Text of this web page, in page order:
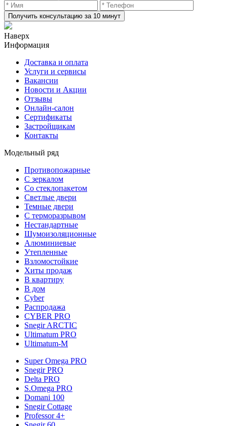
Получить консультацию за 10 минут
Наверх
Информация
Доставка и оплата
Услуги и сервисы
Вакансии
Новости и Акции
Отзывы
Онлайн-салон
Сертификаты
Застройщикам
Контакты
Модельный ряд
Противопожарные
С зеркалом
Со стеклопакетом
Светлые двери
Темные двери
С терморазрывом
Нестандартные
Шумоизоляционные
Алюминиевые
Утепленные
Взломостойкие
Хиты продаж
В квартиру
В дом
Cyber
Распродажа
CYBER PRO
Snegir ARCTIC
Ultimatum PRO
Ultimatum-M
Super Omega PRO
Snegir PRO
Delta PRO
S.Omega PRO
Domani 100
Snegir Cottage
Professor 4+